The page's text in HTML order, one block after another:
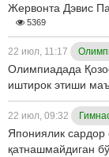
Жервонта Дэвис
5369
22 июл, 11:17
Олимпиадада
иштирок этиши
22 июл, 09:32
Япониялик
қатнашмайдиган